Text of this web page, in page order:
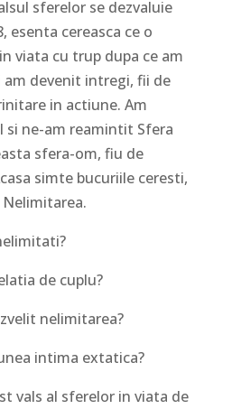
sferelor se dezvaluie
esenta cereasca ce o
viata cu trup dupa ce am
am devenit intregi, fii de
in actiune. Am
ne-am reamintit Sfera
sfera-om, fiu de
simte bucuriile ceresti,
de cuplu?
nelimitarea?
intima extatica?
vals al sferelor in viata de